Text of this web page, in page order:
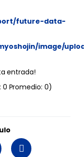
future-data-
image/
entrada!
0 Promedio: 0)